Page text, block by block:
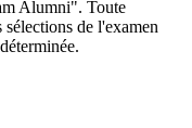
Alumni". Toute
de l'examen